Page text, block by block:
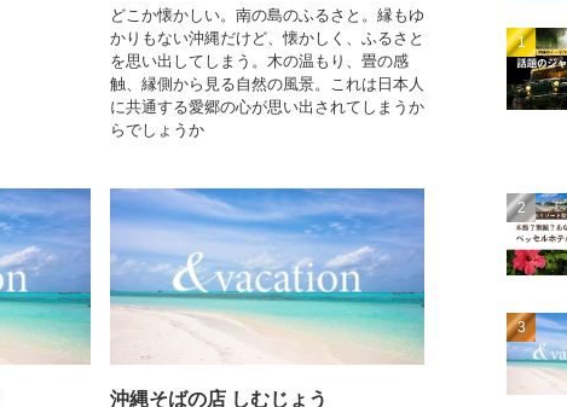
どこか懐かしい。南の島のふるさと。縁もゆ
かりもない沖縄だけど、懐かしく、ふるさと
を思い出してしまう。木の温もり、畳の感
触、縁側から見る自然の風景。これは日本人
に共通する愛郷の心が思い出されてしまうか
らでしょうか
沖縄そばの店 しむじょう